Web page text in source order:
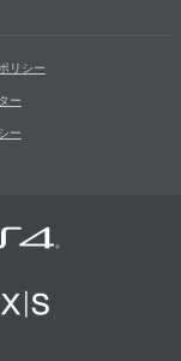
リシー
ー
ー